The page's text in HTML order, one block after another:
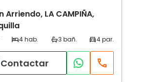
Arriendo, LA CAMPIÑA,
Contactar